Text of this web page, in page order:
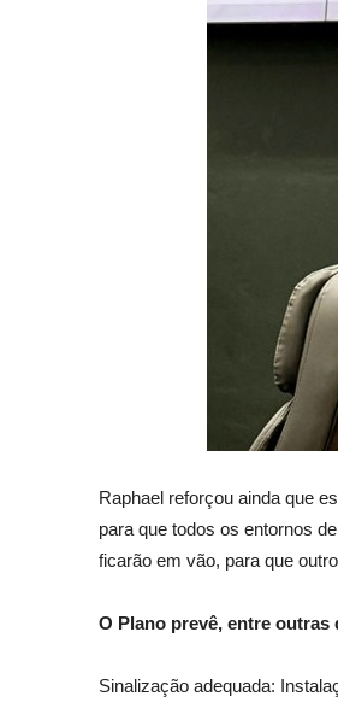
Raphael reforçou ainda que
para que todos os entornos
ficarão em vão, para que
O Plano prevê, entre outras
Sinalização adequada: